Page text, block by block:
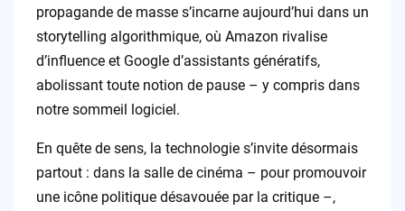
propagande de masse s’incarne aujourd’hui dans un
storytelling algorithmique, où Amazon rivalise
d’influence et Google d’assistants génératifs,
abolissant toute notion de pause – y compris dans
notre sommeil logiciel.
En quête de sens, la technologie s’invite désormais
partout : dans la salle de cinéma – pour promouvoir
une icône politique désavouée par la critique –,